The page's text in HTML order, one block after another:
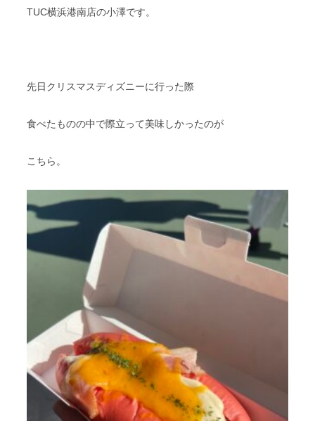
TUC横浜港南店の小澤です。
先日クリスマスディズニーに行った際
食べたものの中で際立って美味しかったのが
こちら。